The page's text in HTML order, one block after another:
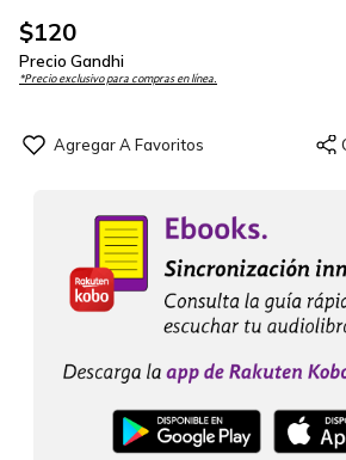
$120
Precio Gandhi
*Precio exclusivo para compras en línea.